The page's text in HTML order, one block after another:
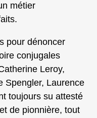
métier
pour dénoncer
conjugales
Leroy,
Spengler, Laurence
toujours su attesté
de pionnière, tout